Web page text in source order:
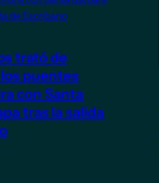
trató de
puentes
con Santa
tras la salida